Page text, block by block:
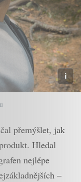
přemýšlet, jak
Hledal
nejlépe
–